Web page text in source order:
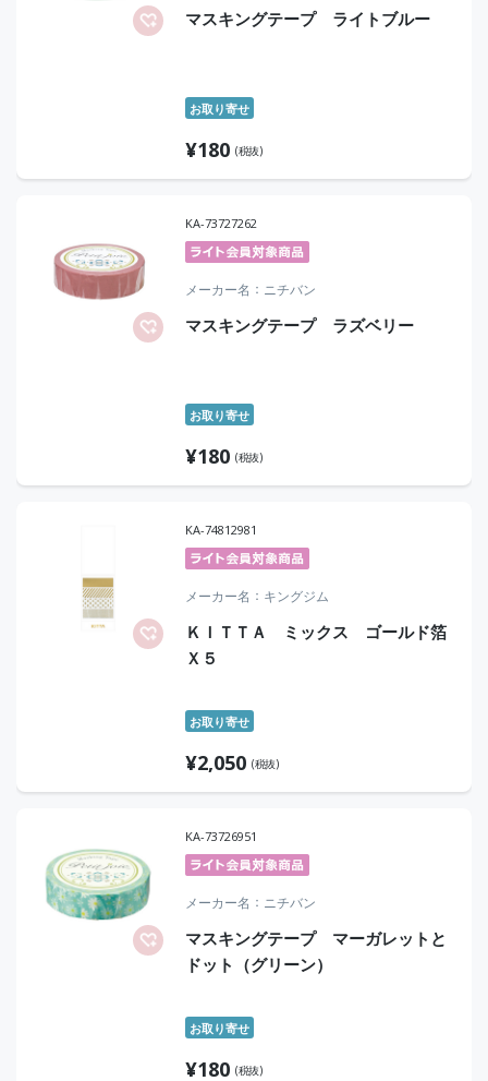
マスキングテープ ライトブルー
お取り寄せ
¥180 (税抜)
KA-73727262
メーカー名 ニチバン
マスキングテープ ラズベリー
お取り寄せ
¥180 (税抜)
KA-74812981
メーカー名 キングジム
ＫＩＴＴＡ ミックス ゴールド箔
Ｘ５
お取り寄せ
¥2,050 (税抜)
KA-73726951
メーカー名 ニチバン
マスキングテープ マーガレットと
ドット（グリーン）
お取り寄せ
¥180 (税抜)